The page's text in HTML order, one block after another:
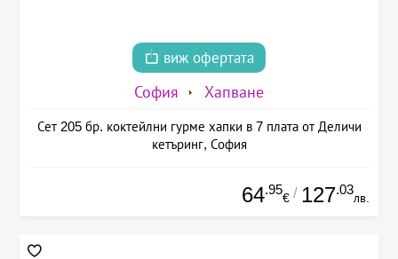
виж офертата
София Хапване
Сет 205 бр. коктейлни гурме хапки в 7 плата от Деличи
кетъринг, София
64.95
€ / 127.03
лв.